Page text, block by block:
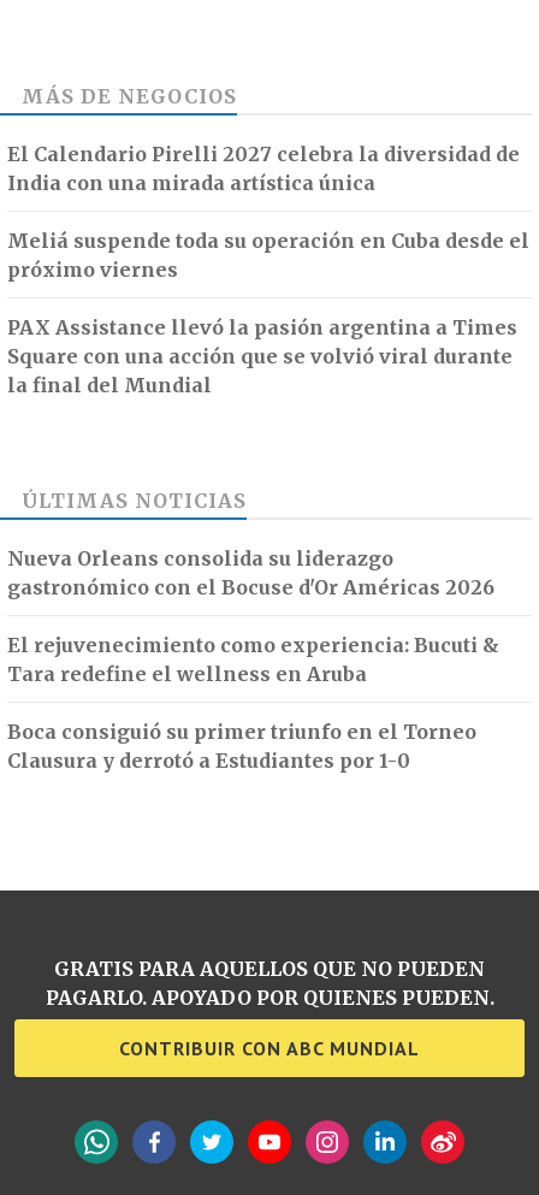
MÁS DE NEGOCIOS
El Calendario Pirelli 2027 celebra la diversidad de
India con una mirada artística única
Meliá suspende toda su operación en Cuba desde el
próximo viernes
PAX Assistance llevó la pasión argentina a Times
Square con una acción que se volvió viral durante
la final del Mundial
ÚLTIMAS NOTICIAS
Nueva Orleans consolida su liderazgo
gastronómico con el Bocuse d'Or Américas 2026
El rejuvenecimiento como experiencia: Bucuti &
Tara redefine el wellness en Aruba
Boca consiguió su primer triunfo en el Torneo
Clausura y derrotó a Estudiantes por 1-0
GRATIS PARA AQUELLOS QUE NO PUEDEN
PAGARLO. APOYADO POR QUIENES PUEDEN.
CONTRIBUIR CON ABC MUNDIAL